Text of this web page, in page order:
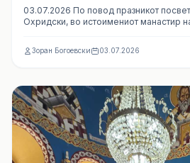
03.07.2026 По повод празникот
Охридски, во истоимениот манастир
Зоран Богоевски 03.07.2026